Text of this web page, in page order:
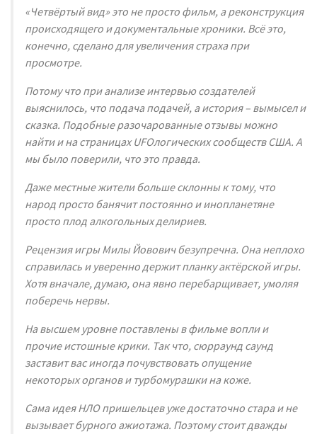
«Четвёртый вид» это не просто фильм, а реконструкция
происходящего и документальные хроники. Всё это,
конечно, сделано для увеличения страха при
просмотре.
Потому что при анализе интервью создателей
выяснилось, что подача подачей, а история – вымысел и
сказка. Подобные разочарованные отзывы можно
найти и на страницах UFOлогических сообществ США. А
мы было поверили, что это правда.
Даже местные жители больше склонны к тому, что
народ просто банячит постоянно и инопланетяне
просто плод алкогольных делириев.
Рецензия игры Милы Йовович безупречна. Она неплохо
справилась и уверенно держит планку актёрской игры.
Хотя вначале, думаю, она явно перебарщивает, умоляя
поберечь нервы.
На высшем уровне поставлены в фильме вопли и
прочие истошные крики. Так что, сюрраунд саунд
заставит вас иногда почувствовать опущение
некоторых органов и турбомурашки на коже.
Сама идея НЛО пришельцев уже достаточно стара и не
вызывает бурного ажиотажа. Поэтому стоит дважды